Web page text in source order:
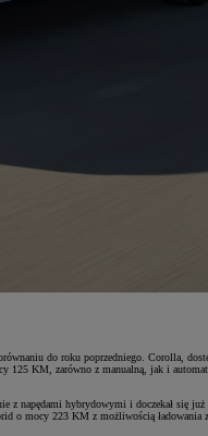
do roku poprzedniego. Corolla,
KM, zarówno z manualną, jak i
napędami hybrydowymi i doczekał się
223 KM z możliwością ładowania z